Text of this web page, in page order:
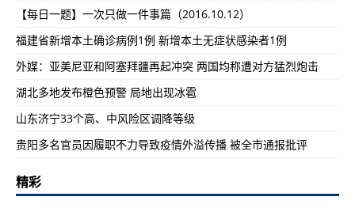
【每日一题】一次只做一件事篇（2016.10.12）
福建省新增本土确诊病例1例 新增本土无症状感染者1例
外媒：亚美尼亚和阿塞拜疆再起冲突 两国均称遭对方猛烈炮击
湖北多地发布橙色预警 局地出现冰雹
山东济宁33个高、中风险区调降等级
贵阳多名官员因履职不力导致疫情外溢传播 被全市通报批评
精彩